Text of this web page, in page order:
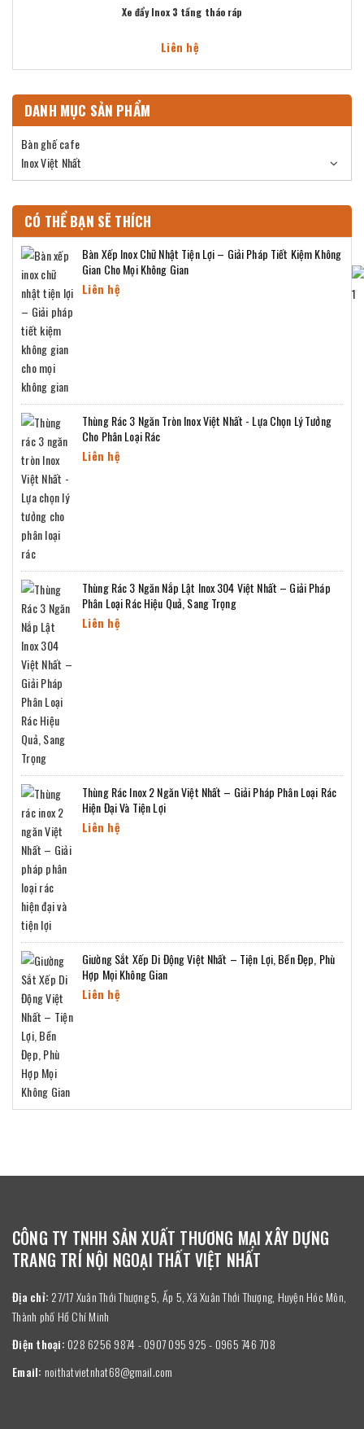
Xe đẩy Inox 3 tầng tháo ráp
Liên hệ
DANH MỤC SẢN PHẨM
Bàn ghế cafe
Inox Việt Nhất
CÓ THỂ BẠN SẼ THÍCH
Bàn Xếp Inox Chữ Nhật Tiện Lợi – Giải Pháp Tiết Kiệm Không
Gian Cho Mọi Không Gian
Liên hệ
Thùng Rác 3 Ngăn Tròn Inox Việt Nhất - Lựa Chọn Lý Tưởng
Cho Phân Loại Rác
Liên hệ
Thùng Rác 3 Ngăn Nắp Lật Inox 304 Việt Nhất – Giải Pháp
Phân Loại Rác Hiệu Quả, Sang Trọng
Liên hệ
Thùng Rác Inox 2 Ngăn Việt Nhất – Giải Pháp Phân Loại Rác
Hiện Đại Và Tiện Lợi
Liên hệ
Giường Sắt Xếp Di Động Việt Nhất – Tiện Lợi, Bền Đẹp, Phù
Hợp Mọi Không Gian
Liên hệ
CÔNG TY TNHH SẢN XUẤT THƯƠNG MẠI XÂY DỰNG
TRANG TRÍ NỘI NGOẠI THẤT VIỆT NHẤT
Địa chỉ: 27/17 Xuân Thới Thượng 5, Ấp 5, Xã Xuân Thới Thượng, Huyện Hóc Môn,
Thành phố Hồ Chí Minh
Điện thoại: 028 6256 9874 - 0907 095 925 - 0965 746 708
Email: noithatvietnhat68@gmail.com